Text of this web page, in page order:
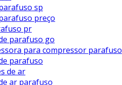
sp
preço
pr
parafuso go
para compressor parafuso
parafuso
de ar
ar parafuso